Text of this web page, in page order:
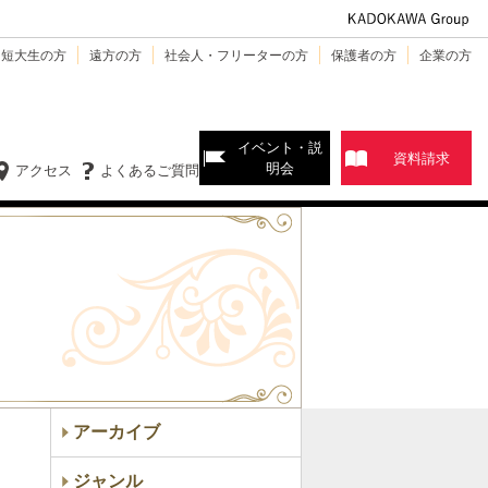
大生の方 遠方の方 社会人・フリーターの方 保護者の方 企業の方
よくあるご質問
アクセス
イベント・説
明会
資料請求
アーカイブ
ジャンル